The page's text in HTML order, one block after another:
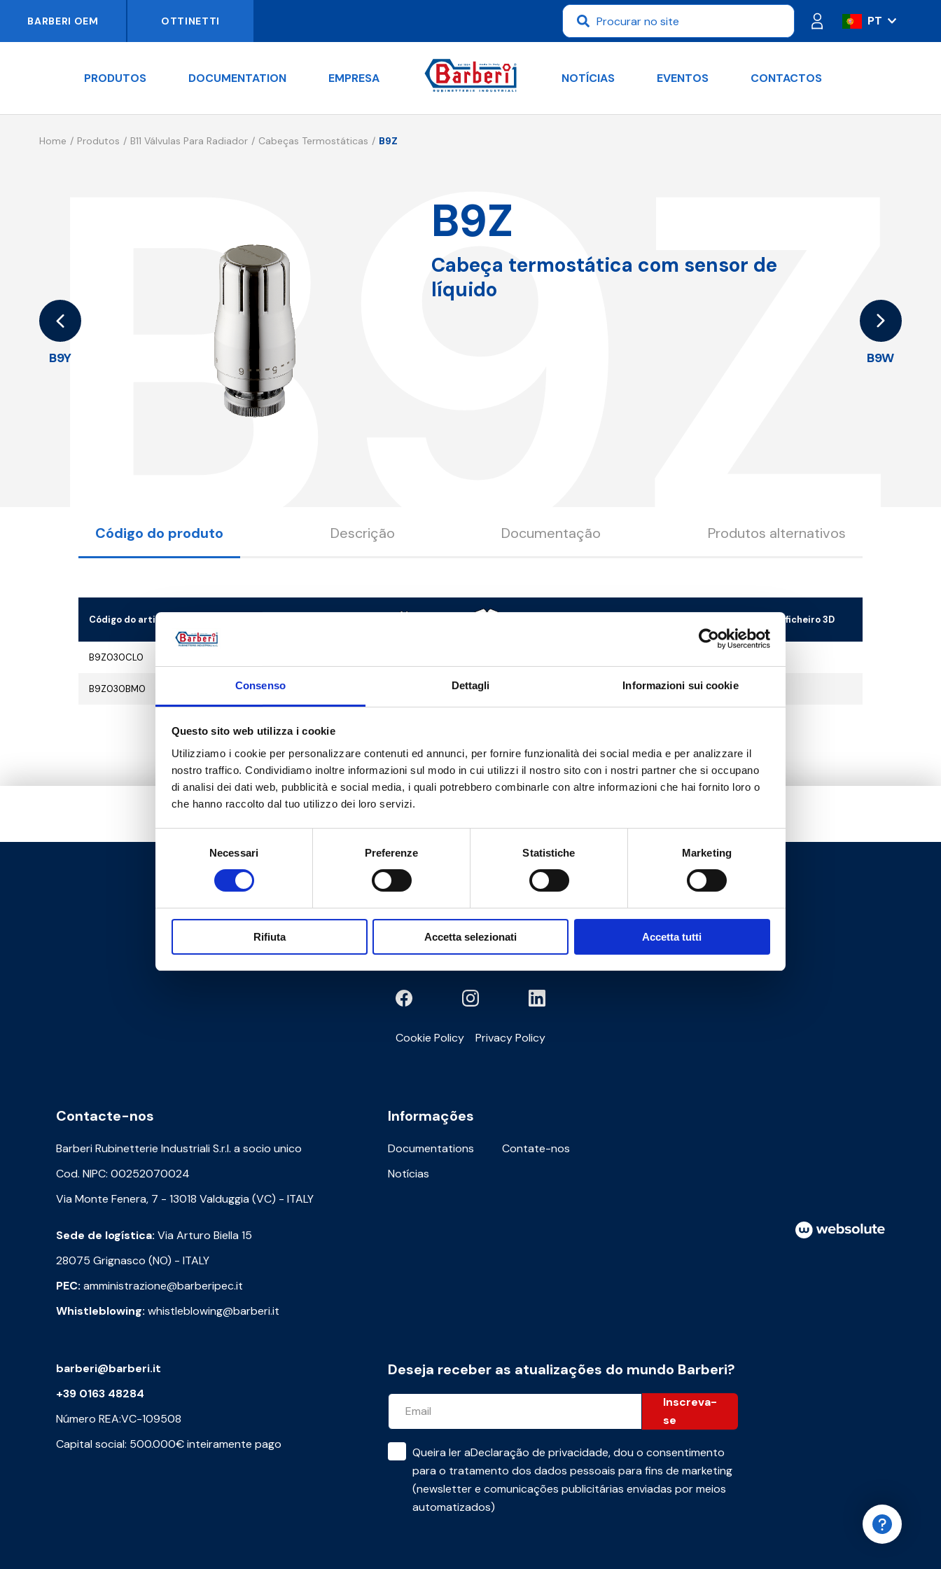
Consenso Dettagli Informazioni sui cookie
Questo sito web utilizza i cookie
Utilizziamo i cookie per personalizzare contenuti ed annunci, per fornire funzionalità dei social media e per analizzare il
nostro traffico. Condividiamo inoltre informazioni sul modo in cui utilizzi il nostro sito con i nostri partner che si occupano
di analisi dei dati web, pubblicità e social media, i quali potrebbero combinarle con altre informazioni che hai fornito loro o
che hanno raccolto dal tuo utilizzo dei loro servizi.
Necessari Preferenze Statistiche Marketing
Rifiuta Accetta selezionati Accetta tutti
BARBERI OEM OTTINETTI
PT
IT
DE
PRODUTOS DOCUMENTATION EMPRESA NOTÍCIAS EVENTOS CONTACTOS
Home Produtos B11 Válvulas Para Radiador Cabeças Termostáticas B9Z
B9Z
B9Y B9W
B9Z
Cabeça termostática com sensor de
líquido
Código do produto Descrição Documentação Produtos alternativos
Código do artigo Descarregar ficheiro 3D
B9Z030CL0
B9Z030BM0 M30x1,5 48
Tem necessidade de ajuda?
Cookie Policy Privacy Policy
Contacte-nos
Barberi Rubinetterie Industriali S.r.l. a socio unico
Cod. NIPC: 00252070024
Via Monte Fenera, 7 - 13018 Valduggia (VC) - ITALY
Sede de logística: Via Arturo Biella 15
28075 Grignasco (NO) - ITALY
PEC: amministrazione@barberipec.it
Whistleblowing: whistleblowing@barberi.it
Informações
Documentations
Contate-nos
Notícias
barberi@barberi.it
+39 0163 48284
Número REA:VC-109508
Capital social: 500.000€ inteiramente pago
Deseja receber as atualizações do mundo Barberi?
Inscreva-
se
Queira ler aDeclaração de privacidade, dou o consentimento
para o tratamento dos dados pessoais para fins de marketing
(newsletter e comunicações publicitárias enviadas por meios
automatizados)